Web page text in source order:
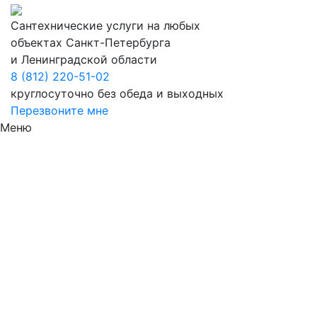
Сантехнические услуги на любых
объектах Санкт-Петербурга
и Ленинградской области
8 (812) 220-51-02
круглосуточно без обеда и выходных
Перезвоните мне
Меню